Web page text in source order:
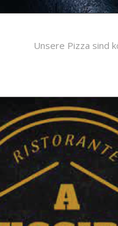
Unsere Pizza sind